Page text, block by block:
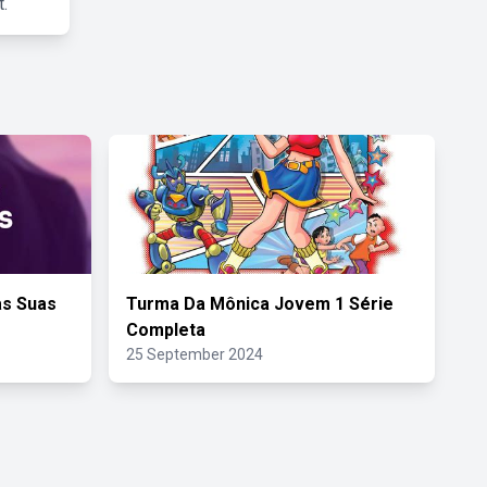
Suas
Turma Da Mônica Jovem 1 Série
Completa
25 September 2024